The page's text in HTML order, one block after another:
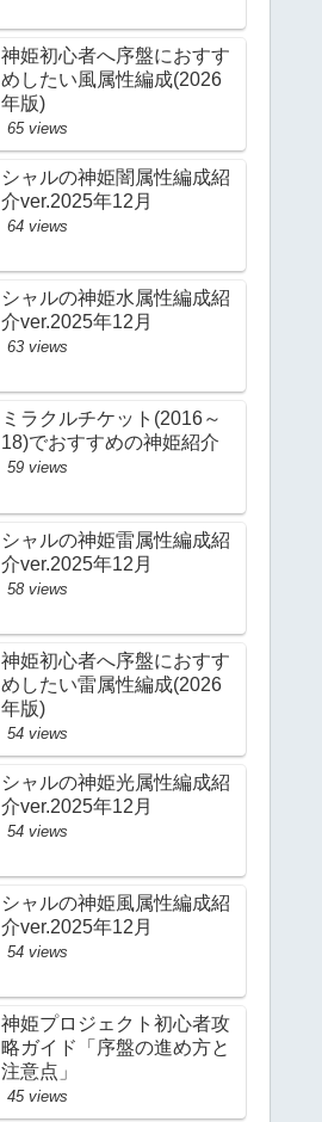
神姫初心者へ序盤におすす
めしたい風属性編成(2026
年版)
65 views
シャルの神姫闇属性編成紹
介ver.2025年12月
64 views
シャルの神姫水属性編成紹
介ver.2025年12月
63 views
ミラクルチケット(2016～
18)でおすすめの神姫紹介
59 views
シャルの神姫雷属性編成紹
介ver.2025年12月
58 views
神姫初心者へ序盤におすす
めしたい雷属性編成(2026
年版)
54 views
シャルの神姫光属性編成紹
介ver.2025年12月
54 views
シャルの神姫風属性編成紹
介ver.2025年12月
54 views
神姫プロジェクト初心者攻
略ガイド「序盤の進め方と
注意点」
45 views